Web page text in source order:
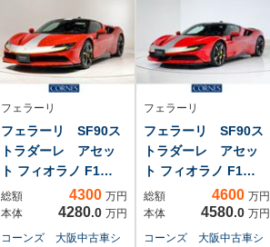
フェラーリ
フェラーリ SF90ス
トラダーレ アセッ
ト フィオラノ F1
DCT ...
総額 4300 万円
本体
4280.0 万円
コーンズ 大阪中古車シ
フェラーリ
フェラーリ SF90ス
トラダーレ アセッ
ト フィオラノ F1
DCT ...
総額 4600 万円
本体
4580.0 万円
コーンズ 大阪中古車シ